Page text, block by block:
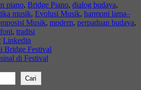
piano, Bridge Piano, dialog budaya,
musik, Evolusi Musik, harmoni lama–
Musik, modern, perpaduan budaya,
, tradisi
Linkedin
Bridge Festival
di Festival
Cari